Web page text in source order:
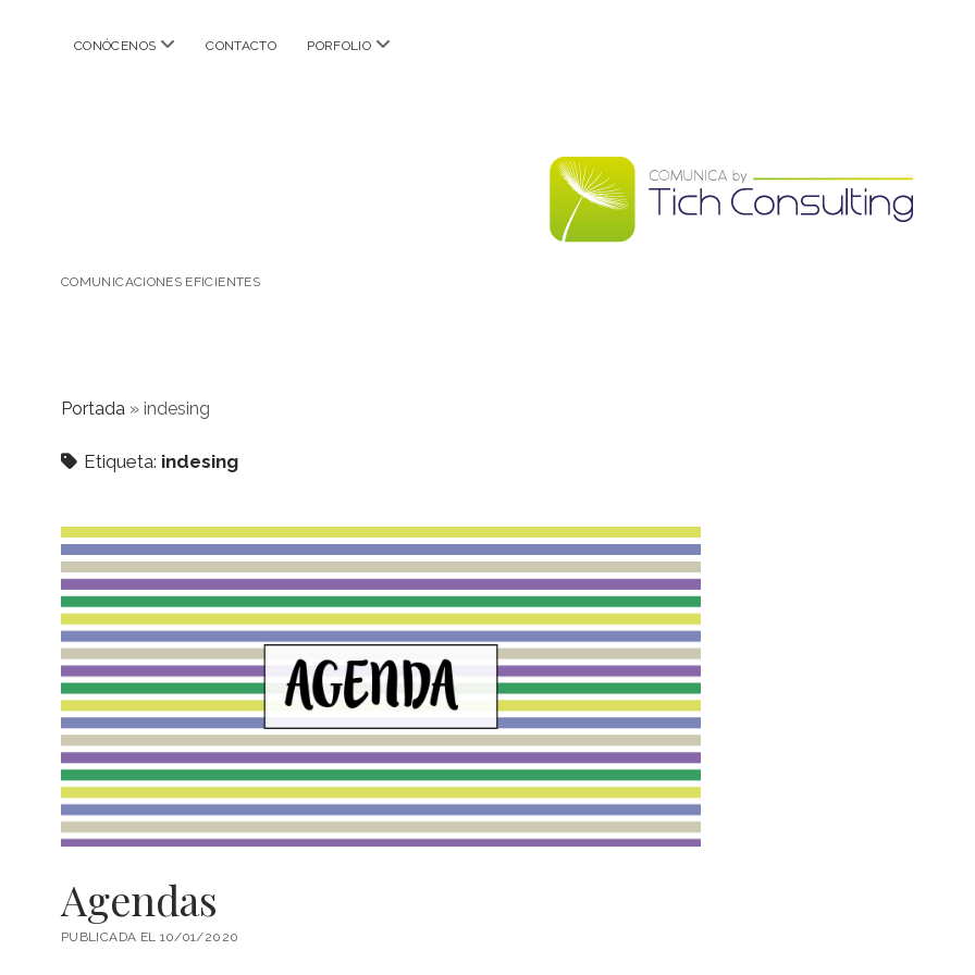
CONÓCENOS abrir
CONTACTO PORFOLIO abrir
Comunica
COMUNICACIONES EFICIENTES
Portada » indesing
Etiqueta: indesing
Agendas
PUBLICADA EL 10/01/2020